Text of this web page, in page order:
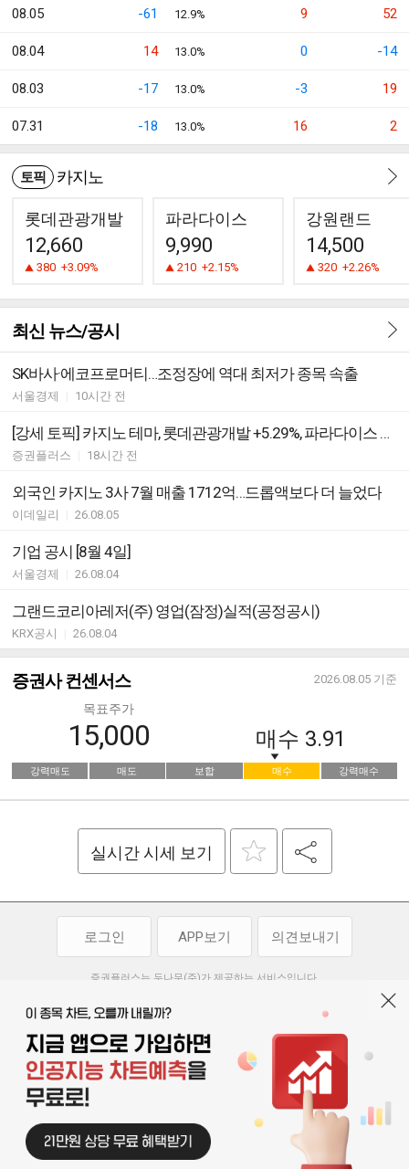
08.05 -61 12.9% 9 52
08.04 14 13.0% 0 -14
08.03 -17 13.0% -3 19
07.31 -18 13.0% 16 2
토픽 카지노
롯데관광개발
12,660
380 +3.09%
파라다이스
9,990
210 +2.15%
강원랜드
14,500
320 +2.26%
최신 뉴스/공시
SK바사·에코프로머티…조정장에 역대 최저가 종목 속출
서울경제 10시간 전
[강세 토픽] 카지노 테마, 롯데관광개발 +5.29%, 파라다이스 +2.76%
증권플러스 18시간 전
외국인 카지노 3사 7월 매출 1712억…드롭액보다 더 늘었다
이데일리 26.08.05
기업 공시 [8월 4일]
서울경제 26.08.04
그랜드코리아레저(주) 영업(잠정)실적(공정공시)
KRX공시 26.08.04
증권사 컨센서스 2026.08.05 기준
목표주가
15,000 매수 3.91
강력매도 매도 보합 매수 강력매수
실시간 시세 보기
로그인 APP보기 의견보내기
증권플러스는 두나무(주)가 제공하는 서비스입니다.
투자 참고사항이며, 정보 제공 과정에서 오류나 지연이 발생할 수 있습니다.
두나무(주)는 제공된 정보에 의한 투자 결과에 대하여 법적인 책임을
부담하지 않습니다. 본 서비스에서 제공되는 정보의 무단 배포를 금합니다.
이용약관 | 청소년보호정책 개인정보처리방침
기사배열 기본방침 | 고객센터 |
오픈소스 라이선스
서울특별시 서초구 강남대로 369, 15층
사업자 등록번호 119-86-54968
|
기사배열 책임자 : 박동규
© 두나무 주식회사